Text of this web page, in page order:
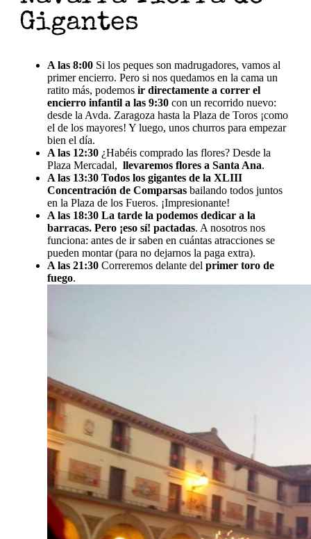
Gigantes
A las 8:00 Si los peques son madrugadores, vamos al
primer encierro. Pero si nos quedamos en la cama un
ratito más, podemos ir directamente a correr el
encierro infantil a las 9:30 con un recorrido nuevo:
desde la Avda. Zaragoza hasta la Plaza de Toros ¡como
el de los mayores! Y luego, unos churros para empezar
bien el día.
A las 12:30 ¿Habéis comprado las flores? Desde la
Plaza Mercadal, llevaremos flores a Santa Ana.
A las 13:30 Todos los gigantes de la XLIII
Concentración de Comparsas bailando todos juntos
en la Plaza de los Fueros. ¡Impresionante!
A las 18:30 La tarde la podemos dedicar a la
barracas. Pero ¡eso sí! pactadas. A nosotros nos
funciona: antes de ir saben en cuántas atracciones se
pueden montar (para no dejarnos la paga extra).
A las 21:30 Correremos delante del primer toro de
fuego.